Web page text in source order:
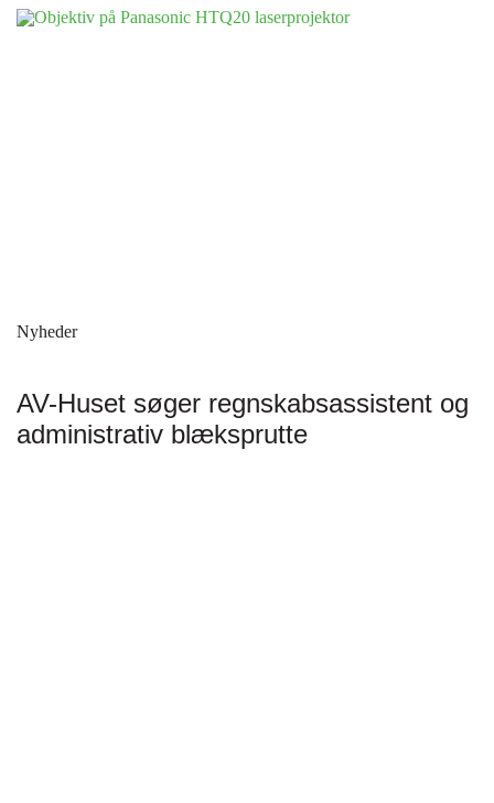
Nyheder
AV-Huset søger regnskabsassistent og
administrativ blæksprutte